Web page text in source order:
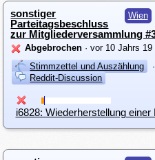
Wien
sonstiger
Parteitagsbeschluss
zur Mitgliederversammlung
Abgebrochen · vor 10 Jahrs 19
Stimmzettel und Auszählung
·
Reddit-Discussion
i6828: Wiederherstellung